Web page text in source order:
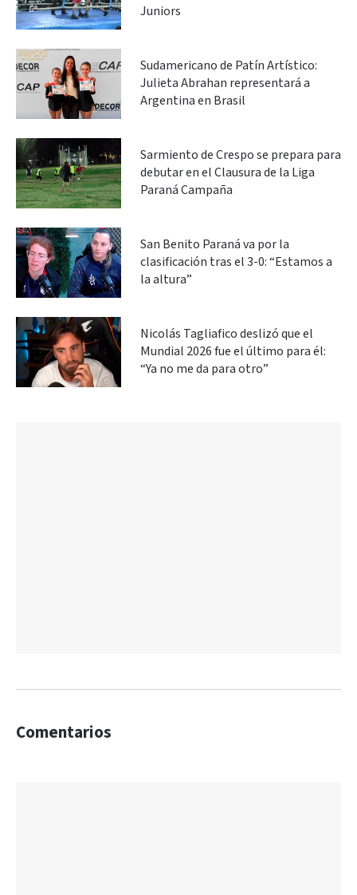
Juniors
Sudamericano de Patín Artístico:
Julieta Abrahan representará a
Argentina en Brasil
Sarmiento de Crespo se prepara para
debutar en el Clausura de la Liga
Paraná Campaña
San Benito Paraná va por la
clasificación tras el 3-0: “Estamos a
la altura”
Nicolás Tagliafico deslizó que el
Mundial 2026 fue el último para él:
“Ya no me da para otro”
Comentarios